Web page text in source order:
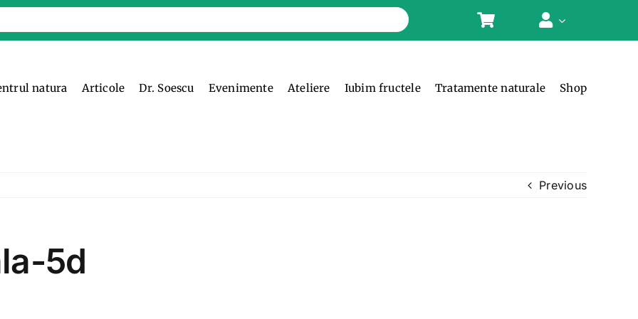
natura Articole Dr. Soescu Evenimente Ateliere Iubim fructele Tratamente naturale Shop
Previous
5d